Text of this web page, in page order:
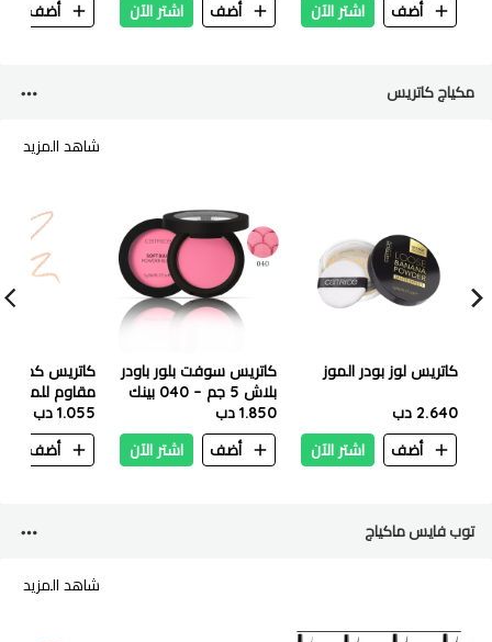
أضف
اشتر الآن
أضف
اشتر الآن
أضف
مكياج كاتريس
شاهد المزيد
كاتريس لوز بودر الموز
2.640 دب
أضف
اشتر الآن
كاتريس سوفت بلور باودر
بلاش 5 جم – 040 بينك
بوزيتيف
1.850 دب
أضف
اشتر الآن
كاتريس كحل
190 لون نيود فاتح
1.055 دب
أضف
توب فايس ماكياج
شاهد المزيد